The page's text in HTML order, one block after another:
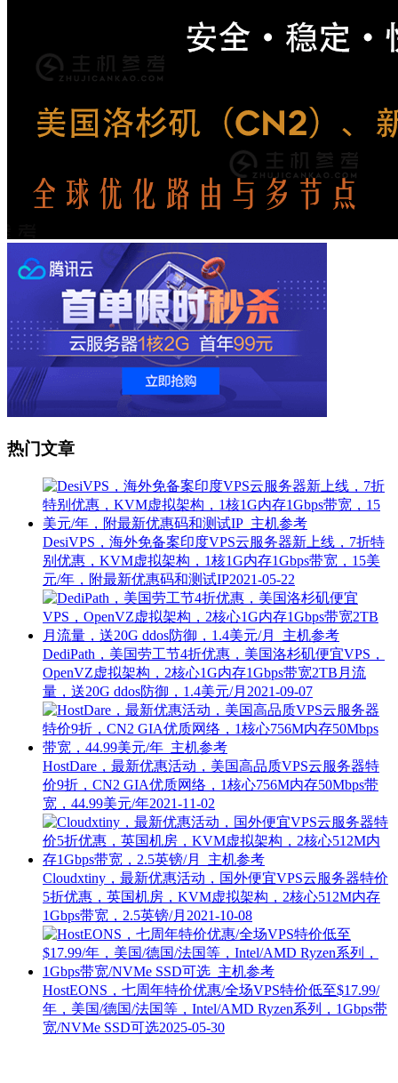
热门文章
DesiVPS，海外免备案印度VPS云服务器新上线，7折特
别优惠，KVM虚拟架构，1核1G内存1Gbps带宽，15美
元/年，附最新优惠码和测试IP2021-05-22
DediPath，美国劳工节4折优惠，美国洛杉矶便宜VPS，
OpenVZ虚拟架构，2核心1G内存1Gbps带宽2TB月流
量，送20G ddos防御，1.4美元/月 2021-09-07
HostDare，最新优惠活动，美国高品质VPS云服务器特
价9折，CN2 GIA优质网络，1核心756M内存50Mbps带
宽，44.99美元/年2021-11-02
Cloudxtiny，最新优惠活动，国外便宜VPS云服务器特价
5折优惠，英国机房，KVM虚拟架构，2核心512M内存
1Gbps带宽，2.5英镑/月 2021-10-08
HostEONS，七周年特价优惠/全场VPS特价低至$17.99/
年，美国/德国/法国等，Intel/AMD Ryzen系列，1Gbps带
宽/NVMe SSD可选2025-05-30